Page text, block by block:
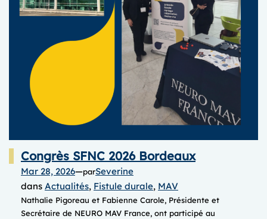
Congrès SFNC 2026 Bordeaux
Mar 28, 2026—parSeverine
dans Actualités, Fistule durale, MAV
Nathalie Pigoreau et Fabienne Carole, Présidente et
Secrétaire de NEURO MAV France, ont participé au